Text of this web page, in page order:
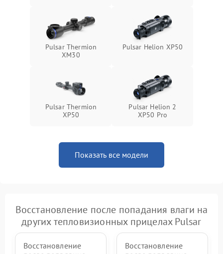
от перенапряжения
Подробнее →
Поломка системы защиты
1500 ₽ Подробнее →
Pulsar Thermion
XM30
Pulsar Helion XP50
Pulsar Thermion
XP50
Pulsar Helion 2
XP50 Pro
Показать все модели
Восстановление после попадания влаги на
других тепловизионных прицелах Pulsar
Восстановление
Восстановление